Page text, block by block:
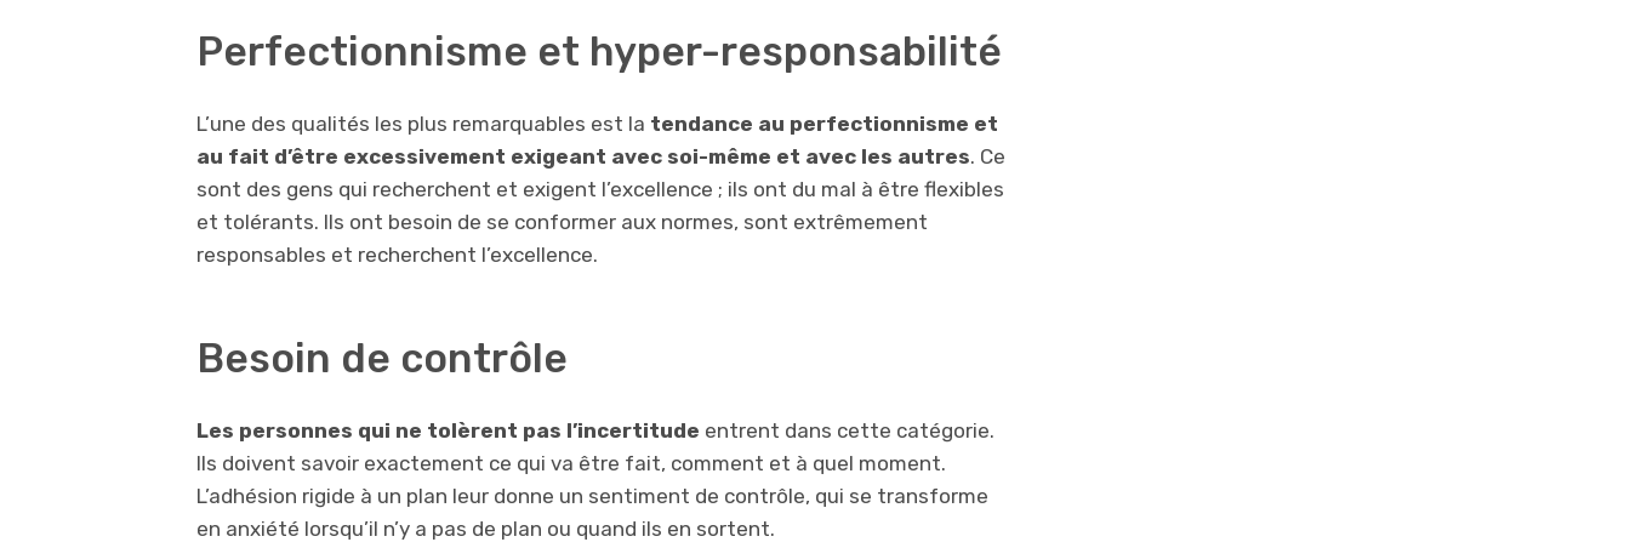
Perfectionnisme et hyper-responsabilité
L’une des qualités les plus remarquables est la tendance au perfectionnisme et
au fait d’être excessivement exigeant avec soi-même et avec les autres. Ce
sont des gens qui recherchent et exigent l’excellence ; ils ont du mal à être flexibles
et tolérants. Ils ont besoin de se conformer aux normes, sont extrêmement
responsables et recherchent l’excellence.
Besoin de contrôle
Les personnes qui ne tolèrent pas l’incertitude entrent dans cette catégorie.
Ils doivent savoir exactement ce qui va être fait, comment et à quel moment.
L’adhésion rigide à un plan leur donne un sentiment de contrôle, qui se transforme
en anxiété lorsqu’il n’y a pas de plan ou quand ils en sortent.